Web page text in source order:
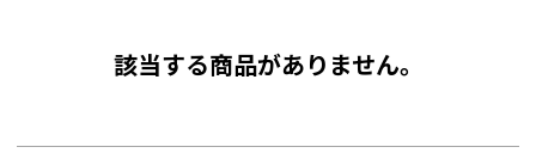
該当する商品がありません。